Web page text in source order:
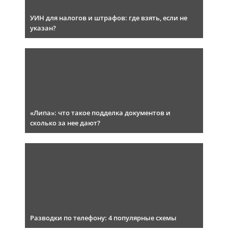
УИН для налогов и штрафов: где взять, если не
указан?
«Липа»: что такое подделка документов и
сколько за нее дают?
Разводки по телефону: 4 популярные схемы